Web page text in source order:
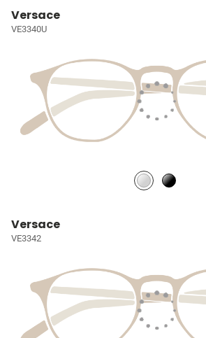
Versace
VE3340U
Versace
VE3342